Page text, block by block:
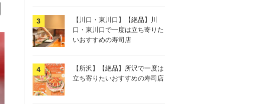
【川口・東川口】【絶品】川
口・東川口で一度は立ち寄りた
いおすすめの寿司店
【所沢】【絶品】所沢で一度は
立ち寄りたいおすすめの寿司店